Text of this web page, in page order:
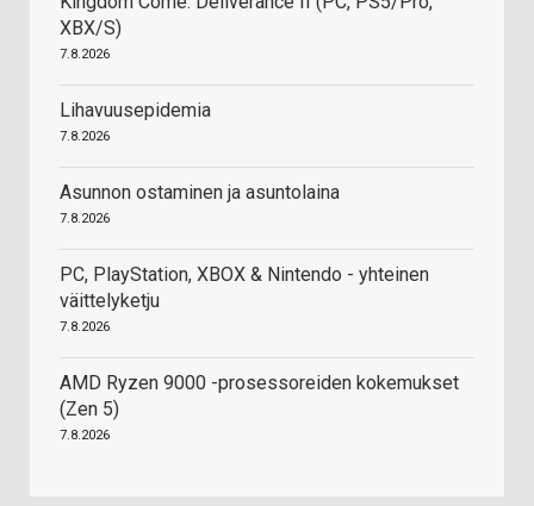
XBX/S)
7.8.2026
Lihavuusepidemia
7.8.2026
Asunnon ostaminen ja asuntolaina
7.8.2026
PC, PlayStation, XBOX & Nintendo - yhteinen
väittelyketju
7.8.2026
AMD Ryzen 9000 -prosessoreiden kokemukset
(Zen 5)
7.8.2026